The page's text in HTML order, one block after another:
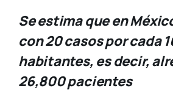
Se estima que en
con 20 casos por cada
habitantes, es decir,
26,800 pacientes